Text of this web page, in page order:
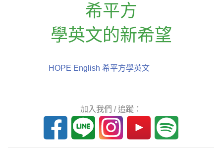
希平方
學英文的新希望
HOPE English 希平方學英文
加入我們 / 追蹤：